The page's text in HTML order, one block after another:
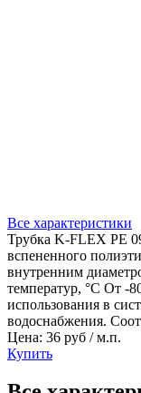
Все характеристики
Трубка K-FLEX PE
вспененного
внутренним
температур, °C От -
использования в
водоснабжения.
Цена: 36 руб / м.п.
Купить